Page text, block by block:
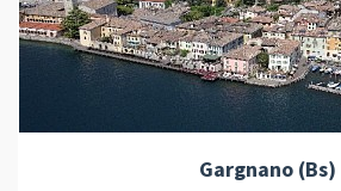
Gargnano (Bs)